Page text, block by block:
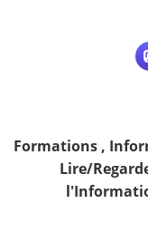
Contact
Nous suivre
Formations,
Lire/